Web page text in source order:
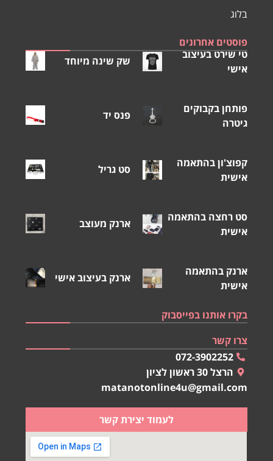
בלוג
פוסטים אחרונים
טי שירט בעיצוב
אישי
שק שינה מיוחד
פותחן בקבוקים
גיטרה
פנס יד
קפוצ'ון בהתאמה
אישית
סט גריל
סט רחצה בהתאמה
אישית
ארנק מעוצב
ארנק בהתאמה
אישית
ארנק בעיצוב אישי
בקרו אותנו בפייסבוק
צרו קשר
072-3902252
הרצל 30 ראשון לציון
matanotonline4u@gmail.com
לעמוד יצירת קשר